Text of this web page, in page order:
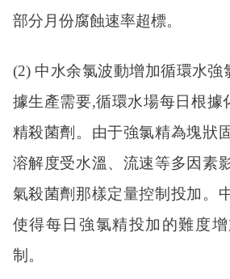
部分月份腐蝕速率超標。
(2) 中水余氯波動增加循環水強
據生產需要,循環水場每日根據
精殺菌劑。由于強氯精為塊狀
溶解度受水溫、流速等多因素
氣殺菌劑那樣定量控制投加。
使得每日強氯精投加的難度
制。